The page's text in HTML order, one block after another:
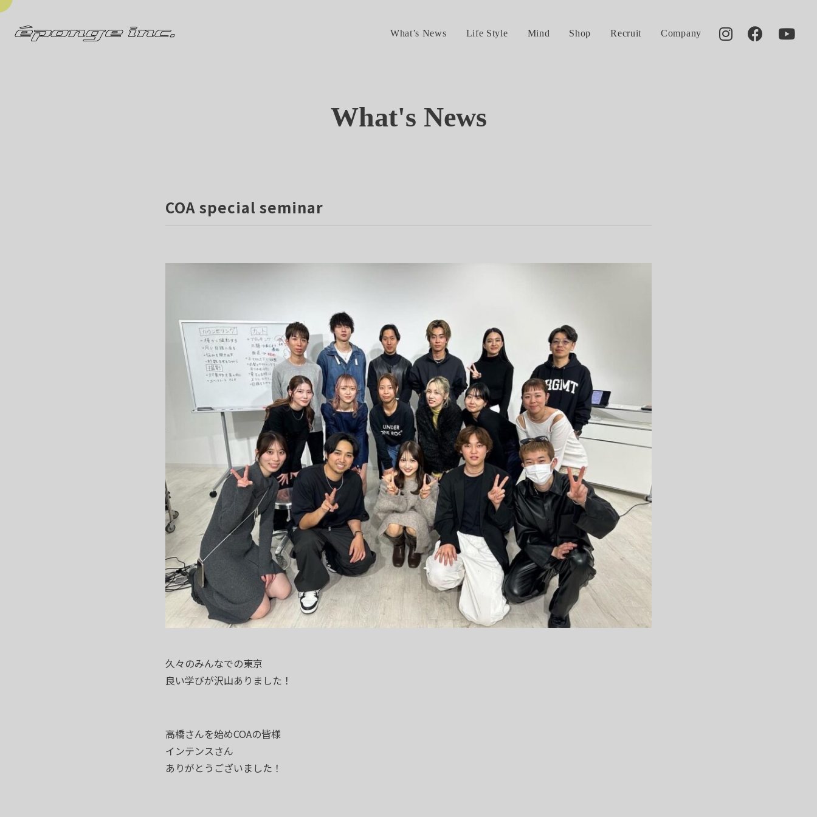
What’s News Life Style Mind Shop Recruit Company
What's News
COA special seminar
久々のみんなでの東京
良い学びが沢山ありました！
高橋さんを始めCOAの皆様
インテンスさん
ありがとうございました！